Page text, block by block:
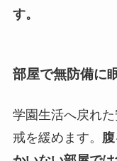
す。
部屋で無防備に
学園生活へ戻れ
戒を緩めます。